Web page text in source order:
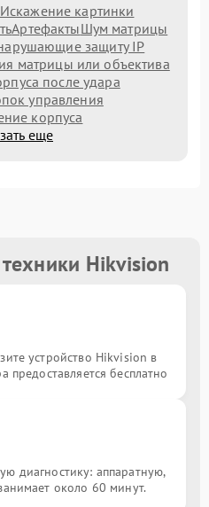
Искажение картинки
АртефактыШум матрицы
защиту IP
матрицы или объектива
после удара
управления
корпуса
еще
Hikvision
устройство Hikvision в
предоставляется бесплатно
диагностику: аппаратную,
около 60 минут.